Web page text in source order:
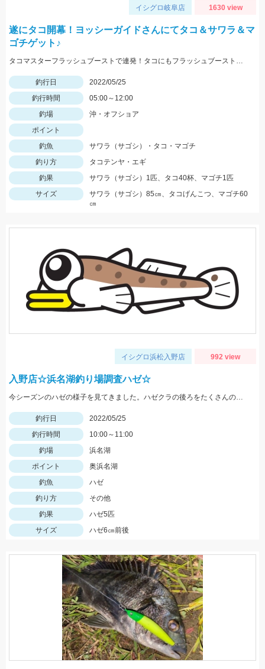
イシグロ岐阜店 1630 view
遂にタコ開幕！ヨッシーガイドさんにてタコ＆サワラ＆マ
ゴチゲット♪
タコマスターフラッシュブーストで連発！タコにもフラッシュブーストが効きます！！
釣行日
2022/05/25
釣行時間
05:00～12:00
釣場
沖・オフショア
ポイント
釣魚
サワラ（サゴシ）・タコ・マゴチ
釣り方
タコテンヤ・エギ
釣果
サワラ（サゴシ）1匹、タコ40杯、マゴチ1匹
サイズ
サワラ（サゴシ）85㎝、タコげんこつ、マゴチ60
㎝
イシグロ浜松入野店 992 view
入野店☆浜名湖釣り場調査ハゼ☆
今シーズンのハゼの様子を見てきました。ハゼクラの後ろをたくさんのハゼが付いてきたので今後楽しみですよ♪今後もちょくちょく様子見てきますね。
釣行日
2022/05/25
釣行時間
10:00～11:00
釣場
浜名湖
ポイント
奥浜名湖
釣魚
ハゼ
釣り方
その他
釣果
ハゼ5匹
サイズ
ハゼ6㎝前後